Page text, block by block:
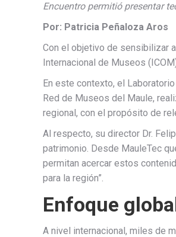
Encuentro permitió presentar
Por: Patricia Peñaloza Aros
Con el objetivo de sensibilizar
Internacional de Museos
En este contexto, el
Red de Museos del Maule,
regional, con el propósito de
Al respecto, su director Dr.
patrimonio. Desde MauleTec
permitan acercar estos
para la región”.
Enfoque
A nivel internacional, miles de